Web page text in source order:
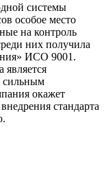
системы
особое место
на контроль
них получила
ИСО 9001.
является
сильным
окажет
стандарта